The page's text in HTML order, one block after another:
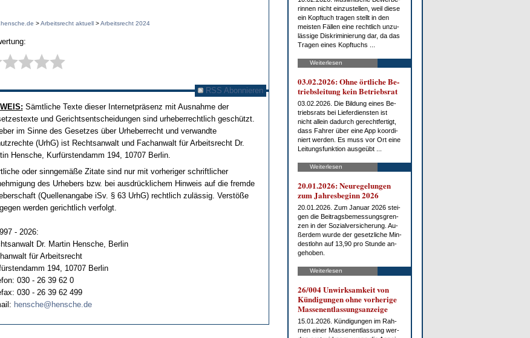
>Arbeitsrecht aktuell >Arbeitsrecht 2024
RSS Abonnieren
Sämtliche Texte dieser Internetpräsenz mit Ausnahme der
und Gerichtsentscheidungen sind urheberrechtlich geschützt.
im Sinne des Gesetzes über Urheberrecht und verwandte
(UrhG) ist Rechtsanwalt und Fachanwalt für Arbeitsrecht Dr.
Hensche, Kurfürstendamm 194, 10707 Berlin.
oder sinngemäße Zitate sind nur mit vorheriger schriftlicher
des Urhebers bzw. bei ausdrücklichem Hinweis auf die fremde
(Quellenangabe iSv. § 63 UrhG) rechtlich zulässig. Verstöße
werden gerichtlich verfolgt.
- 2026:
Dr. Martin Hensche, Berlin
für Arbeitsrecht
194, 10707 Berlin
030 - 26 39 62 0
030 - 26 39 62 499
hensche@hensche.de
rin­nen nicht ein­zu­stel­len, weil die­se
ein Kopf­tuch tra­gen stellt in den
meis­ten Fäl­len ei­ne recht­lich un­zu­
läs­si­ge Dis­kri­mi­nie­rung dar, da das
Tra­gen ei­nes Kopf­tuchs ...
Weiterlesen
03.02.2026: Oh­ne ört­li­che Be­
triebs­lei­tung kein Be­triebs­rat
03.02.2026. Die Bil­dung ei­nes Be­
triebs­rats bei Lie­fer­diens­ten ist
nicht al­lein da­durch ge­recht­fer­tigt,
dass Fah­rer über ei­ne App ko­or­di­
niert wer­den. Es muss vor Ort ei­ne
Lei­tungs­funk­ti­on aus­ge­übt ...
Weiterlesen
20.01.2026: Neu­re­ge­lun­gen
zum Jah­res­be­ginn 2026
20.01.2026. Zum Ja­nu­ar 2026 stei­
gen die Bei­trags­be­mes­sungs­gren­
zen in der So­zi­al­ver­si­che­rung. Au­
ßer­dem wur­de der ge­setz­li­che Min­
dest­lohn auf 13,90 pro St­un­de an­
ge­ho­ben.
Weiterlesen
26/004 Un­wirk­sam­keit von
Kün­di­gun­gen oh­ne vor­he­ri­ge
Mas­sen­ent­las­sungs­an­zei­ge
15.01.2026. Kün­di­gun­gen im Rah­
men ei­ner Mas­sen­ent­las­sung wer­